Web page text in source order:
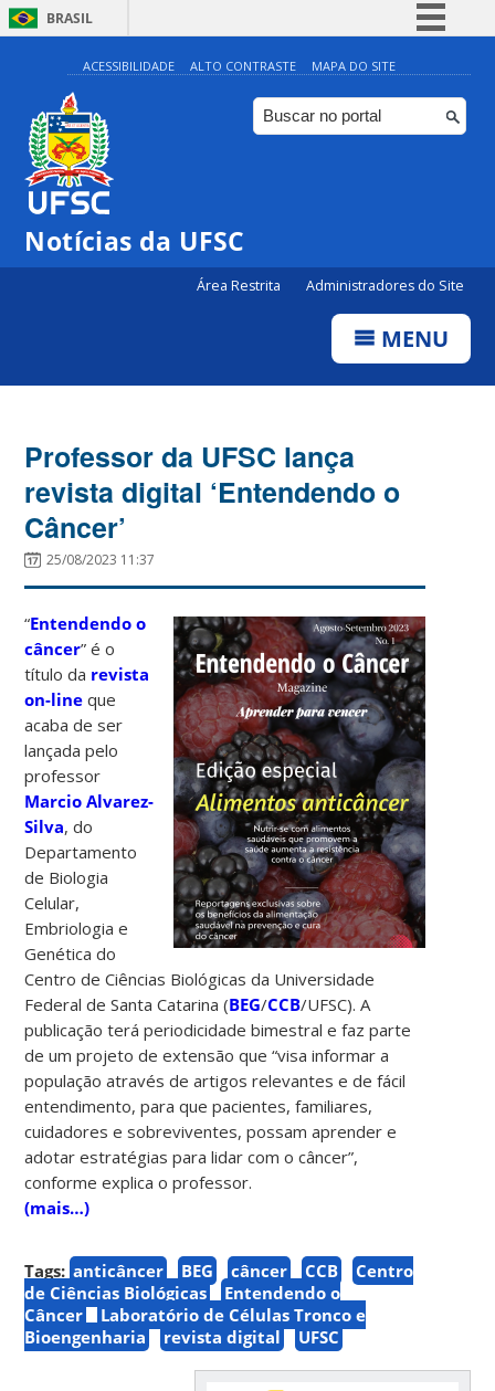
BRASIL
Simplifique!
Comunica BR
Participe
ACESSIBILIDADE ALTO CONTRASTE MAPA DO SITE
Notícias da UFSC
Área Restrita Administradores do Site
MENU
Professor da UFSC lança
revista digital ‘Entendendo o
Câncer’
25/08/2023 11:37
“Entendendo o
câncer” é o
título da revista
on-line que
acaba de ser
lançada pelo
professor
Marcio Alvarez-
Silva, do
Departamento
de Biologia
Celular,
Embriologia e
Genética do
Centro de Ciências Biológicas da Universidade
Federal de Santa Catarina (BEG/CCB/UFSC). A
publicação terá periodicidade bimestral e faz parte
de um projeto de extensão que “visa informar a
população através de artigos relevantes e de fácil
entendimento, para que pacientes, familiares,
cuidadores e sobreviventes, possam aprender e
adotar estratégias para lidar com o câncer”,
conforme explica o professor.
(mais…)
Tags: anticâncer BEG câncer CCB
Centro
de Ciências Biológicas
Entendendo o
Câncer
Laboratório de Células Tronco e
Bioengenharia
revista digital UFSC